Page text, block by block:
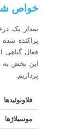
خواص
نمدار یک
پراکنده
فعال گیاهی
این بخش به
پردازیم.
فلاونوئیدها
موسیلاژها